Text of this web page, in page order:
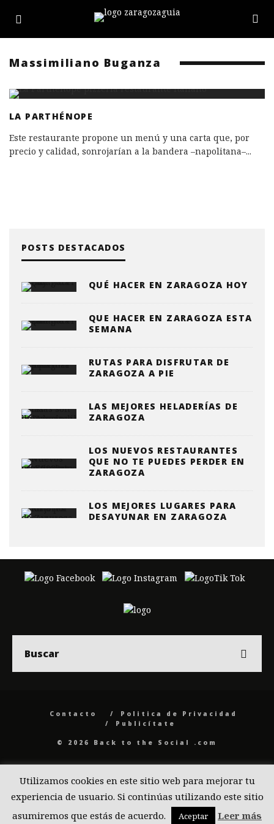
Massimiliano Buganza
LA PARTHÉNOPE
Este restaurante propone un menú y una carta que, por
precio y calidad, sonrojarían a la bandera –napolitana–...
POSTS DESTACADOS
QUÉ HACER EN ZARAGOZA HOY
QUE HACER EN ZARAGOZA ESTA
SEMANA
RUTAS PARA DISFRUTAR DE
ZARAGOZA A PIE
LAS MEJORES HELADERÍAS DE
ZARAGOZA
LOS NUEVOS RESTAURANTES
QUE NO TE PUEDES PERDER EN
ZARAGOZA
LOS MEJORES LUGARES PARA
DESAYUNAR EN ZARAGOZA
Contacto
Politica de Privacidad
Publicítate
© 2026 Back to the Social .com
Utilizamos cookies en este sitio web para mejorar tu
experiencia de usuario. Si continúas utilizando este sitio
asumiremos que estás de acuerdo.
Aceptar Leer más